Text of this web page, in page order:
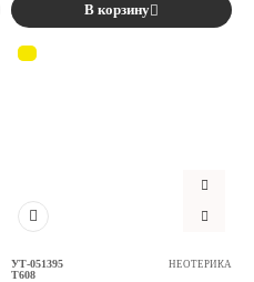
В корзину
УТ-051395
T608
НЕОТЕРИКА